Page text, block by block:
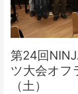
第24回
ツ大会オフ
（土）
ス
ポ
ー
ツ
大
会
オ